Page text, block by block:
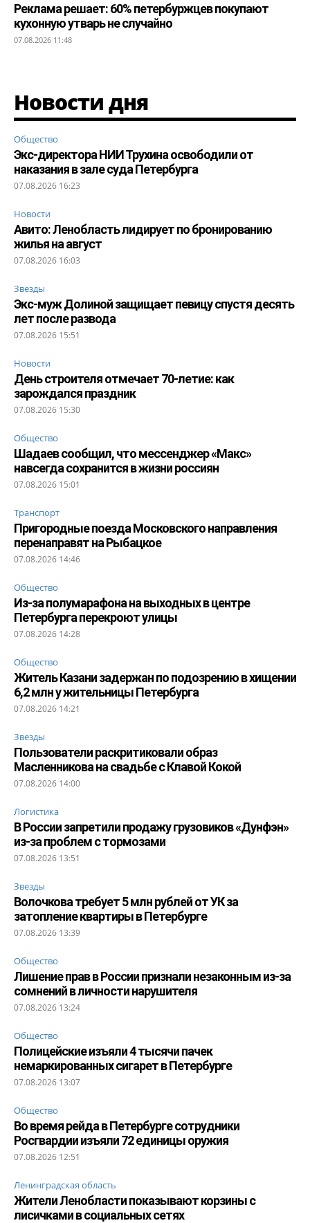
Реклама решает: 60% петербуржцев покупают
кухонную утварь не случайно
07.08.2026 11:48
Новости дня
Общество
Экс-директора НИИ Трухина освободили от
наказания в зале суда Петербурга
07.08.2026 16:23
Новости
Авито: Ленобласть лидирует по бронированию
жилья на август
07.08.2026 16:03
Звезды
Экс-муж Долиной защищает певицу спустя десять
лет после развода
07.08.2026 15:51
Новости
День строителя отмечает 70-летие: как
зарождался праздник
07.08.2026 15:30
Общество
Шадаев сообщил, что мессенджер «Макс»
навсегда сохранится в жизни россиян
07.08.2026 15:01
Транспорт
Пригородные поезда Московского направления
перенаправят на Рыбацкое
07.08.2026 14:46
Общество
Из-за полумарафона на выходных в центре
Петербурга перекроют улицы
07.08.2026 14:28
Общество
Житель Казани задержан по подозрению в хищении
6,2 млн у жительницы Петербурга
07.08.2026 14:21
Звезды
Пользователи раскритиковали образ
Масленникова на свадьбе с Клавой Кокой
07.08.2026 14:00
Логистика
В России запретили продажу грузовиков «Дунфэн»
из-за проблем с тормозами
07.08.2026 13:51
Звезды
Волочкова требует 5 млн рублей от УК за
затопление квартиры в Петербурге
07.08.2026 13:39
Общество
Лишение прав в России признали незаконным из-за
сомнений в личности нарушителя
07.08.2026 13:24
Общество
Полицейские изъяли 4 тысячи пачек
немаркированных сигарет в Петербурге
07.08.2026 13:07
Общество
Во время рейда в Петербурге сотрудники
Росгвардии изъяли 72 единицы оружия
07.08.2026 12:51
Ленинградская область
Жители Ленобласти показывают корзины с
лисичками в социальных сетях